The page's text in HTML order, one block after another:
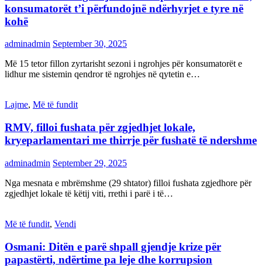
konsumatorët t’i përfundojnë ndërhyrjet e tyre në
kohë
adminadmin September 30, 2025
Më 15 tetor fillon zyrtarisht sezoni i ngrohjes për konsumatorët e
lidhur me sistemin qendror të ngrohjes në qytetin e…
Lajme, Më të fundit
RMV, filloi fushata për zgjedhjet lokale,
kryeparlamentari me thirrje për fushatë të ndershme
adminadmin September 29, 2025
Nga mesnata e mbrëmshme (29 shtator) filloi fushata zgjedhore për
zgjedhjet lokale të këtij viti, rrethi i parë i të…
Më të fundit, Vendi
Osmani: Ditën e parë shpall gjendje krize për
papastërti, ndërtime pa leje dhe korrupsion